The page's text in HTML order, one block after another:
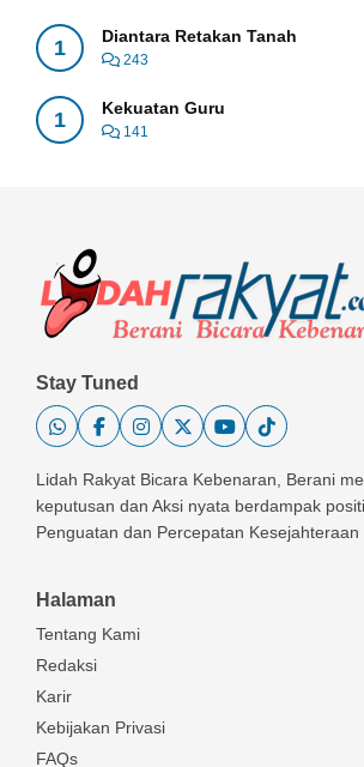
1 Diantara Retakan Tanah
243
1 Kekuatan Guru
141
Stay Tuned
Lidah Rakyat Bicara Kebenaran, Berani
keputusan dan Aksi nyata berdampak
Penguatan dan Percepatan Kesejahteraan
Halaman
Tentang Kami
Redaksi
Karir
Kebijakan Privasi
FAQs